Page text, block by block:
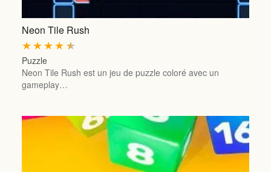
Neon Tile Rush
★
★
★
★
★
Puzzle
Neon Tile Rush est un jeu de puzzle coloré avec un
gameplay…